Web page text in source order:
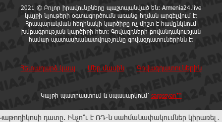
դատը. Ինչո՞ւ է ՌԴ-ն սահմանափակումներ կիրառել․ ԵԱՏՄ
նախագահի տեղակալի թեկնածու Արամ
Վարդևանյանի մասին
8 ժամ առաջ
հնարավորությունները
8 ժամ առաջ
աշխատավայրում. տեսանյութ
2021 © Բոլոր իրավունքները պաշտպանված են: Armenia24.live
կայքի նյութերի օգտագործումն առանց հղման արգելվում է:
Հրապարակման հեղինակի կարծիքը ոչ միշտ է համընկնում
խմբագրության կարծիքի հետ: Գովազդների բովանդակության
համար պատասխանատվությունը գովազդատուներինն է:
Հետադարձ կապ Մեր մասին Գովազդատուներին
Կայքի պատրաստում և սպասարկում՝ sargssyan™